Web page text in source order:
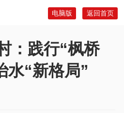
返回首页
电脑版
：践行“枫桥
水“新格局”